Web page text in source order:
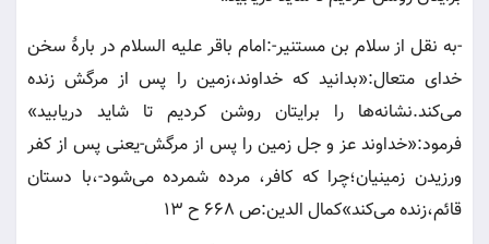
-به نقل از سلام بن مستنير-:امام باقر عليه السلام در بارۀ سخن
خداى متعال:«بدانيد كه خداوند،زمين را پس از مرگش زنده
مى‌كند.نشانه‌ها را برايتان روشن كرديم تا شايد دريابيد»
فرمود:«خداوند عز و جل زمين را پس از مرگش-يعنى پس از كفر
ورزيدن زمينيان؛چرا كه كافر، مرده شمرده مى‌شود-،با دستان
قائم،زنده مى‌كند»کمال الدين:ص ٦٦٨ ح ١٣